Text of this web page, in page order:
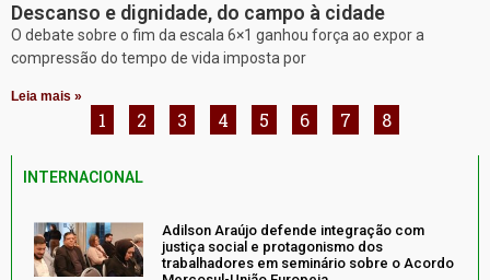
Descanso e dignidade, do campo à cidade
O debate sobre o fim da escala 6×1 ganhou força ao expor a
compressão do tempo de vida imposta por
Leia mais »
1 2 3 4 5 6 7 8
INTERNACIONAL
Adilson Araújo defende integração com
justiça social e protagonismo dos
trabalhadores em seminário sobre o Acordo